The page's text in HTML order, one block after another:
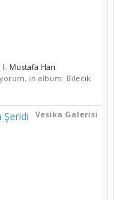
Mustafa Han
in album: Bilecik
Vesika Galerisi
Şeridi